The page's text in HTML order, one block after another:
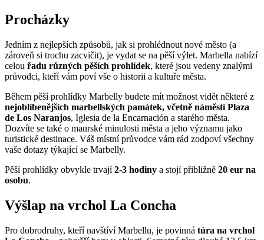
Procházky
Jedním z nejlepších způsobů, jak si prohlédnout nové město (a
zároveň si trochu zacvičit), je vydat se na pěší výlet. Marbella nabízí
celou řadu různých pěších prohlídek, které jsou vedeny znalými
průvodci, kteří vám poví vše o historii a kultuře města.
Během pěší prohlídky Marbelly budete mít možnost vidět některé z
nejoblíbenějších marbellských památek, včetně náměstí Plaza
de Los Naranjos, Iglesia de la Encarnación a starého města.
Dozvíte se také o maurské minulosti města a jeho významu jako
turistické destinace. Váš místní průvodce vám rád zodpoví všechny
vaše dotazy týkající se Marbelly.
Pěší prohlídky obvykle trvají2-3 hodiny a stojí přibližně 20 eur na
osobu.
Výšlap na vrchol La Concha
Pro dobrodruhy, kteří navštíví Marbellu, je povinná túra na vrchol